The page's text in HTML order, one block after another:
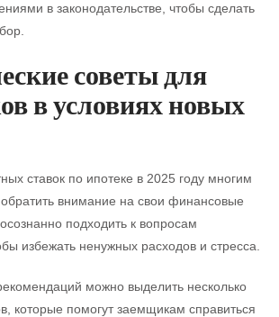
в законодательстве, чтобы сделать
советы для
в условиях новых
ставок по ипотеке в 2025 году многим
внимание на свои финансовые
подходить к вопросам
избежать ненужных расходов и стресса.
можно выделить несколько
которые помогут заемщикам справиться